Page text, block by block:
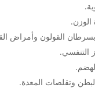
القولون وأمراض
التنفسي.
وتقلصات المعدة.